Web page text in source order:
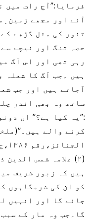
فرمایا:”آج رات میں
آئے اور مجھے زمین
تنور کی مثل گڑھے
حصہ تنگ اور نیچے
رہی تھی اور اس آگ
ہیں ۔جب آگ کا شعلہ
آجاتے ہیں اور جب
ساتھ وہ بھی اندر
:”یہ کیا ہے؟” ان
کرنے والے
الجنائز،رقم ۱۳۸۶،ج۱،ص۴۶۷)
(۲) علامہ شمس
ہیں کہ زبور شریف
کو ان کی شرمگاہوں
جائے گا اور انہیں
گا۔جب وہ مار کے